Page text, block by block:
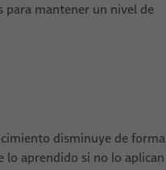
para mantener un nivel de
disminuye de forma
lo aprendido si no lo aplican